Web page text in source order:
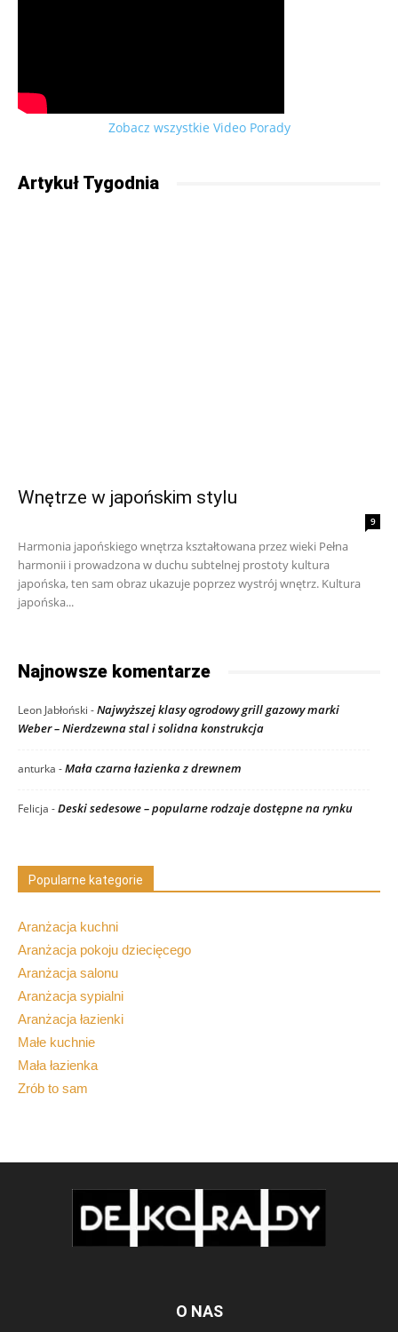
Zobacz wszystkie Video Porady
Artykuł Tygodnia
Wnętrze w japońskim stylu
9
Harmonia japońskiego wnętrza kształtowana przez wieki Pełna
harmonii i prowadzona w duchu subtelnej prostoty kultura
japońska, ten sam obraz ukazuje poprzez wystrój wnętrz. Kultura
japońska...
Najnowsze komentarze
Leon Jabłoński -Najwyższej klasy ogrodowy grill gazowy marki
Weber – Nierdzewna stal i solidna konstrukcja
anturka -Mała czarna łazienka z drewnem
Felicja -Deski sedesowe – popularne rodzaje dostępne na rynku
Popularne kategorie
Aranżacja kuchni
Aranżacja pokoju dziecięcego
Aranżacja salonu
Aranżacja sypialni
Aranżacja łazienki
Małe kuchnie
Mała łazienka
Zrób to sam
O NAS